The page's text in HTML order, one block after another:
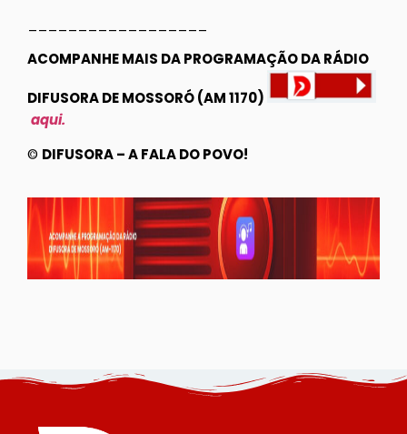
ACOMPANHE MAIS DA PROGRAMAÇÃO DA RÁDIO
DIFUSORA DE MOSSORÓ (AM 1170)
aqui.
© DIFUSORA – A FALA DO POVO!